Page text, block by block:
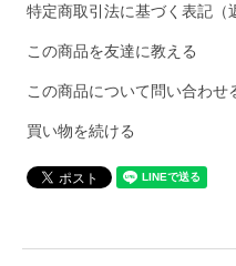
特定商取引法に基づく表記（
この商品を友達に教える
この商品について問い合わせ
買い物を続ける